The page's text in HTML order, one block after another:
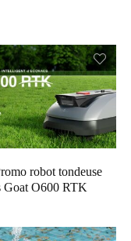
robot tondeuse
Goat O600 RTK